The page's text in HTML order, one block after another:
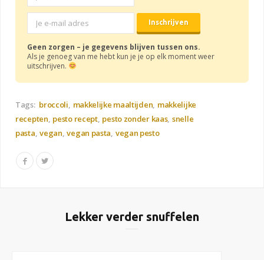
Geen zorgen – je gegevens blijven tussen ons.
Als je genoeg van me hebt kun je je op elk moment weer
uitschrijven.
Tags: broccoli makkelijke maaltijden makkelijke
recepten pesto recept pesto zonder kaas snelle
pasta vegan vegan pasta vegan pesto
Lekker verder snuffelen